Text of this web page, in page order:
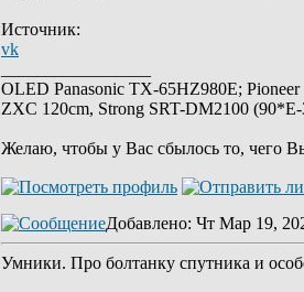
Источник:
vk
OLED Panasonic TX-65HZ980E;
ZXC 120cm, Strong SRT-DM2100
Желаю, чтобы у Вас сбылось то, чего
Добавлено: Чт Мар 19,
Умники. Про болтанку спутника и